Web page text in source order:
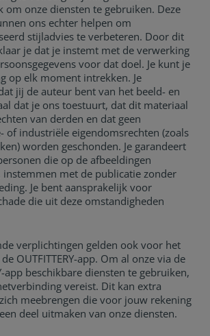
om onze diensten te gebruiken. Deze
ons echter helpen om
stijladvies te verbeteren. Door dit
je dat je instemt met de verwerking
voor dat doel. Je kunt je
op elk moment intrekken. Je
jij de auteur bent van het beeld- en
dat je ons toestuurt, dat dit materiaal
van derden en dat geen
of industriële eigendomsrechten (zoals
worden geschonden. Je garandeert
die op de afbeeldingen
instemmen met de publicatie zonder
Je bent aansprakelijk voor
die uit deze omstandigheden
verplichtingen gelden ook voor het
OUTFITTERY-app. Om al onze via de
app beschikbare diensten te gebruiken,
vereist. Dit kan extra
meebrengen die voor jouw rekening
deel uitmaken van onze diensten.